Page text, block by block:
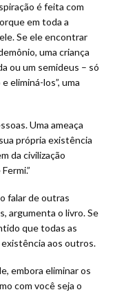
é feita com
em toda a
Se ele encontrar
uma criança
ou um semideus – só
eliminá-los”, uma
Uma ameaça
própria existência
da civilização
falar de outras
argumenta o livro. Se
que todas as
aos outros.
embora eliminar os
com você seja o